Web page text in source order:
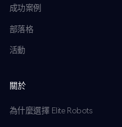
成功案例
部落格
活動
關於
為什麼選擇 Elite Robots